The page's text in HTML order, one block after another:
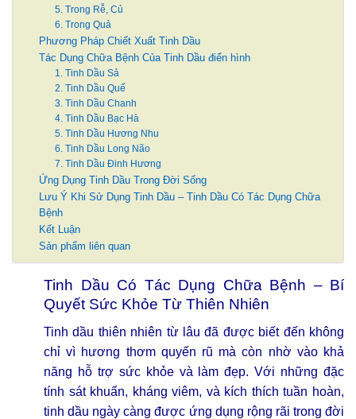
5. Trong Rễ, Củ
6. Trong Quả
Phương Pháp Chiết Xuất Tinh Dầu
Tác Dụng Chữa Bệnh Của Tinh Dầu điển hình
1. Tinh Dầu Sả
2. Tinh Dầu Quế
3. Tinh Dầu Chanh
4. Tinh Dầu Bạc Hà
5. Tinh Dầu Hương Nhu
6. Tinh Dầu Long Não
7. Tinh Dầu Đinh Hương
Ứng Dụng Tinh Dầu Trong Đời Sống
Lưu Ý Khi Sử Dụng Tinh Dầu – Tinh Dầu Có Tác Dụng Chữa
Bệnh
Kết Luận
Sản phẩm liên quan
Tinh Dầu Có Tác Dụng Chữa Bệnh – Bí
Quyết Sức Khỏe Từ Thiên Nhiên
Tinh dầu thiên nhiên từ lâu đã được biết đến không
chỉ vì hương thơm quyến rũ mà còn nhờ vào khả
năng hỗ trợ sức khỏe và làm đẹp. Với những đặc
tính sát khuẩn, kháng viêm, và kích thích tuần hoàn,
tinh dầu ngày càng được ứng dụng rộng rãi trong đời